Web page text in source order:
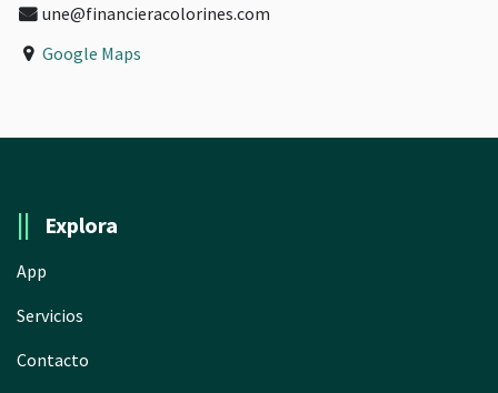
une@financieracolorines.com
Google Maps
|| Explora
App
Servicios
Contacto